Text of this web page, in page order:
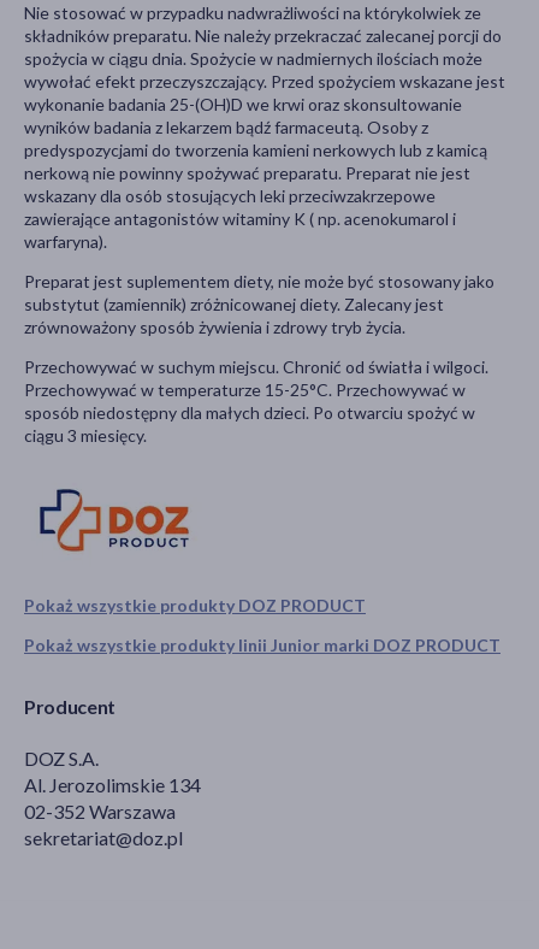
Pokaż wszystkie produkty DOZ PRODUCT
Pokaż wszystkie produkty linii Junior marki DOZ PRODUCT
Producent
DOZ S.A.
Al. Jerozolimskie 134
02-352 Warszawa
sekretariat@doz.pl
Nie stosować w przypadku nadwrażliwości na którykolwiek ze
składników preparatu. Nie należy przekraczać zalecanej porcji do
spożycia w ciągu dnia. Spożycie w nadmiernych ilościach może
wywołać efekt przeczyszczający. Przed spożyciem wskazane jest
wykonanie badania 25-(OH)D we krwi oraz skonsultowanie
wyników badania z lekarzem bądź farmaceutą. Osoby z
predyspozycjami do tworzenia kamieni nerkowych lub z kamicą
nerkową nie powinny spożywać preparatu. Preparat nie jest
wskazany dla osób stosujących leki przeciwzakrzepowe
zawierające antagonistów witaminy K ( np. acenokumarol i
warfaryna).
Preparat jest suplementem diety, nie może być stosowany jako
substytut (zamiennik) zróżnicowanej diety. Zalecany jest
zrównoważony sposób żywienia i zdrowy tryb życia.
Przechowywać w suchym miejscu. Chronić od światła i wilgoci.
Przechowywać w temperaturze 15-25°C. Przechowywać w
sposób niedostępny dla małych dzieci. Po otwarciu spożyć w
ciągu 3 miesięcy.